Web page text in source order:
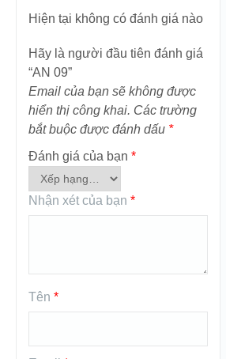
Hiện tại không có đánh giá nào
Hãy là người đầu tiên đánh giá
“AN 09”
Email của bạn sẽ không được
hiển thị công khai. Các trường
bắt buộc được đánh dấu *
Đánh giá của bạn*
Nhận xét của bạn*
Tên*